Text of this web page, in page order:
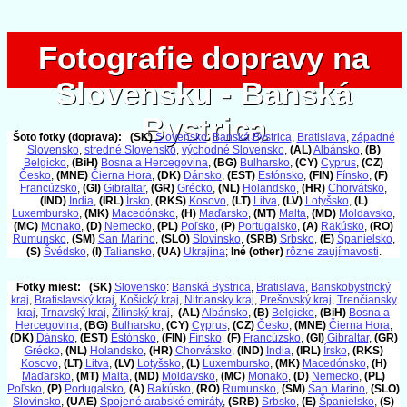
Fotografie dopravy na
Slovensku - Banská
Bystrica
Fotografie dopravy na
Slovensku - Banská
Bystrica
Šoto fotky (doprava): (SK) Slovensko:Banská Bystrica, Bratislava, západné
Slovensko, stredné Slovensko, východné Slovensko, (AL)Albánsko, (B)
Belgicko, (BiH) Bosna a Hercegovina, (BG) Bulharsko, (CY) Cyprus, (CZ)
Česko, (MNE) Čierna Hora, (DK) Dánsko, (EST) Estónsko, (FIN) Fínsko, (F)
Francúzsko, (GI) Gibraltar, (GR) Grécko, (NL) Holandsko, (HR) Chorvátsko,
(IND) India, (IRL) Írsko, (RKS) Kosovo, (LT) Litva, (LV) Lotyšsko, (L)
Luxembursko, (MK) Macedónsko, (H) Maďarsko, (MT) Malta, (MD) Moldavsko,
(MC) Monako, (D) Nemecko, (PL) Poľsko, (P) Portugalsko, (A) Rakúsko, (RO)
Rumunsko, (SM) San Marino, (SLO) Slovinsko, (SRB) Srbsko, (E) Španielsko,
(S) Švédsko, (I) Taliansko, (UA) Ukrajina; Iné (other) rôzne zaujímavosti.
Fotky miest: (SK) Slovensko: Banská Bystrica, Bratislava, Banskobystrický
kraj, Bratislavský kraj, Košický kraj, Nitriansky kraj, Prešovský kraj, Trenčiansky
kraj, Trnavský kraj, Žilinský kraj, (AL)Albánsko, (B) Belgicko, (BiH) Bosna a
Hercegovina, (BG) Bulharsko, (CY) Cyprus, (CZ) Česko, (MNE) Čierna Hora,
(DK) Dánsko, (EST) Estónsko, (FIN) Fínsko, (F) Francúzsko, (GI) Gibraltar, (GR)
Grécko, (NL) Holandsko, (HR) Chorvátsko, (IND) India, (IRL) Írsko, (RKS)
Kosovo, (LT) Litva, (LV) Lotyšsko, (L) Luxembursko, (MK) Macedónsko, (H)
Maďarsko, (MT) Malta, (MD) Moldavsko, (MC) Monako, (D) Nemecko, (PL)
Poľsko, (P) Portugalsko, (A) Rakúsko, (RO) Rumunsko, (SM) San Marino, (SLO)
Slovinsko, (UAE) Spojené arabské emiráty, (SRB) Srbsko, (E) Španielsko, (S)